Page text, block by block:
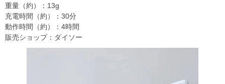
重量（約）：13g
充電時間（約）：30分
動作時間（約）：4時間
販売ショップ：ダイソー